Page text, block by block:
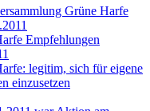
Grüne Harfe
Empfehlungen
legitim, sich für eigene
einzusetzen